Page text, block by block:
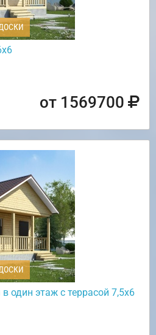
от 1569700
один этаж с террасой 7,5х6